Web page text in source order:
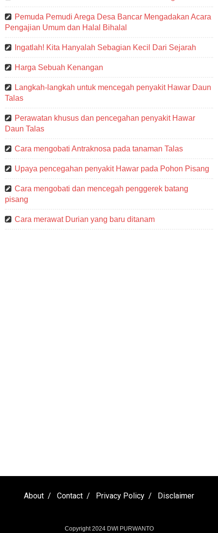
Pemuda Pemudi Arega Desa Bancar Mengadakan Acara
Pengajian Umum dan Halal Bihalal
Ingatlah! Kita Hanyalah Sebagian Kecil Dari Sejarah
Harga Sebuah Kenangan
Langkah-langkah untuk mencegah penyakit Hawar Daun
Talas
Perawatan khusus dan pencegahan penyakit Hawar
Daun Talas
Cara mengobati Antraknosa pada tanaman Talas
Upaya pencegahan penyakit Hawar pada Pohon Pisang
Cara mengobati dan mencegah penggerek batang
pisang
Cara merawat Durian yang baru ditanam
About Contact Privacy Policy Disclaimer
Copyright 2024 DWI PURWANTO